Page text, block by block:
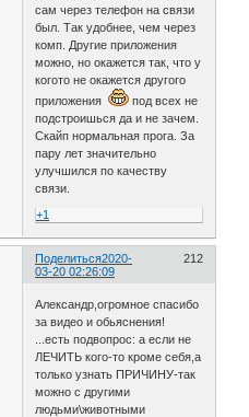
сам через телефон на связи
был. Так удобнее, чем через
комп. Другие приложения
можно, но окажется так, что у
когото не окажется другого
приложения
под всех не
подстроишься да и не зачем.
Скайп нормальная прога. За
пару лет значительно
улучшился по качеству
связи.
+1
Поделиться 212
2020-
03-20 02:26:09
Александр,огромное спасибо
за видео и обьяснения!
...есть подвопрос: а если не
ЛЕЧИТЬ кого-то кроме себя,а
только узнать ПРИЧИНУ-так
можно с другими
людьми\животными